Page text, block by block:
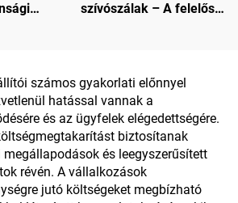
szívószálak – A felelős
számos gyakorlati előnnyel
hatással vannak a
és az ügyfelek elégedettségére.
biztosítanak
megállapodások és leegyszerűsített
révén. A vállalkozások
jutó költségeket megbízható